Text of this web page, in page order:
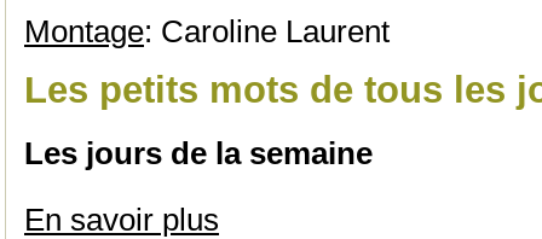
Montage: Caroline Laurent
Les petits mots de tous les
Les jours de la semaine
En savoir plus